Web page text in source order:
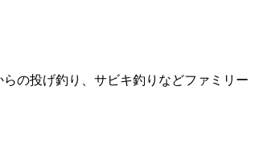
の投げ釣り、サビキ釣りなどファミリー